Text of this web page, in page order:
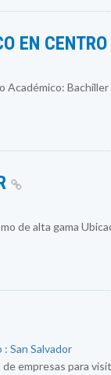
EN
Académico:
de alta gama
San Salvador
empresas para